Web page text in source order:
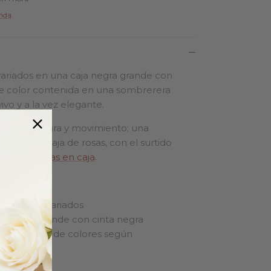
en una caja negra grande con
color contenida en una sombrerera
y a la vez elegante.
frescura y movimiento; una
flores en caja de rosas, con el surtido
rosas en caja.
frescos variados
negra grande con cinta negra
surtido de colores según